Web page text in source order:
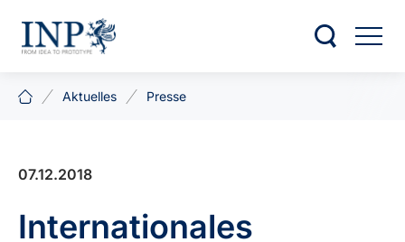
Aktuelles Presse
07.12.2018
Internationales